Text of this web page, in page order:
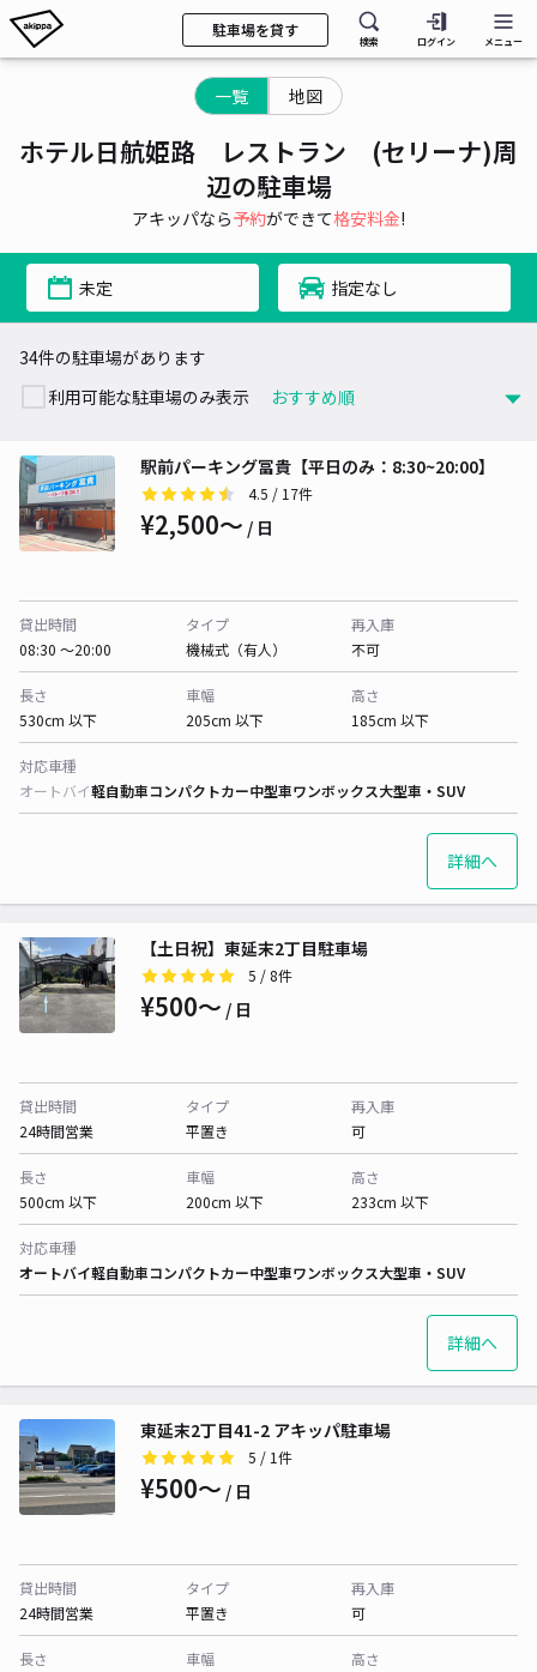
駐車場を貸す
検索 ログイン メニュー
一覧 地図
ホテル日航姫路 レストラン (セリーナ)周
辺の駐車場
アキッパなら予約ができて格安料金!
未定 指定なし
34件の駐車場があります
利用可能な駐車場のみ表示
駅前パーキング冨貴【平日のみ：8:30~20:00】
4.5 / 17件
¥2,500〜 / 日
貸出時間
08:30 〜20:00
タイプ
機械式（有人）
再入庫
不可
長さ
530cm 以下
車幅
205cm 以下
高さ
185cm 以下
対応車種
オートバイ軽自動車コンパクトカー中型車ワンボックス大型車・SUV
詳細へ
【土日祝】東延末2丁目駐車場
5 / 8件
¥500〜 / 日
貸出時間
24時間営業
タイプ
平置き
再入庫
可
長さ
500cm 以下
車幅
200cm 以下
高さ
233cm 以下
対応車種
オートバイ軽自動車コンパクトカー中型車ワンボックス大型車・SUV
詳細へ
東延末2丁目41-2 アキッパ駐車場
5 / 1件
¥500〜 / 日
貸出時間
24時間営業
タイプ
平置き
再入庫
可
長さ
車幅
高さ